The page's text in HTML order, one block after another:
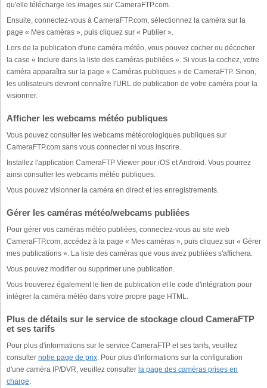
qu'elle télécharge les images sur CameraFTP.com.
Ensuite, connectez-vous à CameraFTP.com, sélectionnez la caméra sur la
page « Mes caméras », puis cliquez sur « Publier ».
Lors de la publication d'une caméra météo, vous pouvez cocher ou décocher
la case « Inclure dans la liste des caméras publiées ». Si vous la cochez, votre
caméra apparaîtra sur la page « Caméras publiques » de CameraFTP. Sinon,
les utilisateurs devront connaître l'URL de publication de votre caméra pour la
visionner.
Afficher les webcams météo publiques
Vous pouvez consulter les webcams météorologiques publiques sur
CameraFTP.com sans vous connecter ni vous inscrire.
Installez l'application CameraFTP Viewer pour iOS et Android. Vous pourrez
ainsi consulter les webcams météo publiques.
Vous pouvez visionner la caméra en direct et les enregistrements.
Gérer les caméras météo/webcams publiées
Pour gérer vos caméras météo publiées, connectez-vous au site web
CameraFTP.com, accédez à la page « Mes caméras », puis cliquez sur « Gérer
mes publications ». La liste des caméras que vous avez publiées s'affichera.
Vous pouvez modifier ou supprimer une publication.
Vous trouverez également le lien de publication et le code d'intégration pour
intégrer la caméra météo dans votre propre page HTML.
Plus de détails sur le service de stockage cloud CameraFTP
et ses tarifs
Pour plus d'informations sur le service CameraFTP et ses tarifs, veuillez
consulter notre page de prix. Pour plus d'informations sur la configuration
d'une caméra IP/DVR, veuillez consulter la page des caméras prises en
charge.